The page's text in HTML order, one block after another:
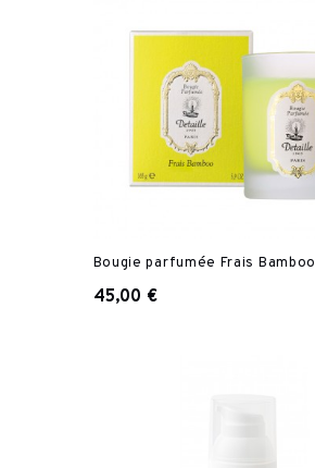
Bougie parfumée Frais Bamboo
45,00 €